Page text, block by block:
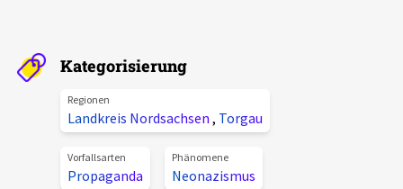
Aktuelles
Veranstaltungen
Über uns
Kategorisierung
Regionen
Landkreis Nordsachsen , Torgau
Vorfallsarten
Propaganda
Phänomene
Neonazismus